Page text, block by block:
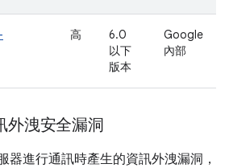
高
6.0
以下
版本
Google
內部
外洩安全漏洞
器進行通訊時產生的資訊外洩漏洞，